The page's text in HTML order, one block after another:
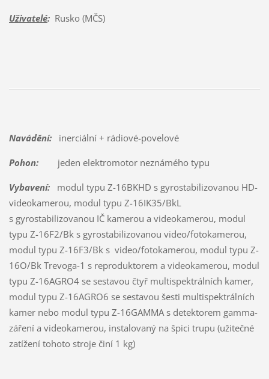
Uživatelé:Rusko (MČS)
Navádění:inerciální + rádiové-povelové
Pohon:jeden elektromotor neznámého typu
Vybavení:modul typu Z-16BKHD s gyrostabilizovanou HD-
videokamerou, modul typu Z-16IK35/BkL
s gyrostabilizovanou IČ kamerou a videokamerou, modul
typu Z-16F2/Bk s gyrostabilizovanou video/fotokamerou,
modul typu Z-16F3/Bk s video/fotokamerou, modul typu Z-
16O/Bk Trevoga-1 s reproduktorem a videokamerou, modul
typu Z-16AGRO4 se sestavou čtyř multispektrálních kamer,
modul typu Z-16AGRO6 se sestavou šesti multispektrálních
kamer nebo modul typu Z-16GAMMA s detektorem gamma-
záření a videokamerou, instalovaný na špici trupu (užitečné
zatížení tohoto stroje činí 1 kg)